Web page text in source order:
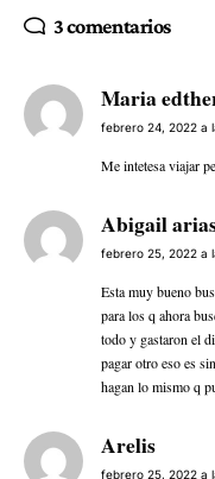
3 comentarios
Maria
febrero 24, 2022 a
Me intetesa viajar
Abigail
febrero 25, 2022 a
Esta muy bueno
para los q ahora
todo y gastaron el
pagar otro eso es
hagan lo mismo q
Arelis
febrero 25, 2022 a